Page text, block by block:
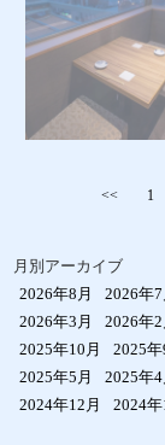
<< 1
月別アーカイブ
2026年8月
2026年7
2026年3月
2026年2
2025年10月
2025年
2025年5月
2025年4
2024年12月
2024年